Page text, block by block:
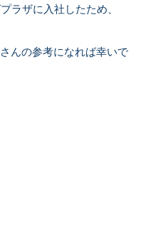
ラザに入社したため、
んの参考になれば幸いで